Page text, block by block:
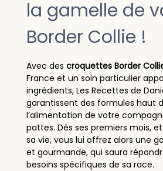
la gamelle de
Border Collie !
Avec des croquettes Border
France et un soin particulier
ingrédients, Les Recettes de
garantissent des formules haut
l’alimentation de votre
pattes. Dès ses premiers mois,
sa vie, vous lui offrez alors une
et gourmande, qui saura
besoins spécifiques de sa race.